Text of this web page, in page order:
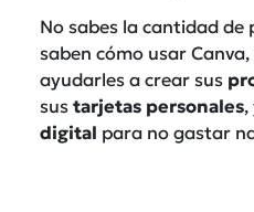
No sabes la cantidad de
saben cómo usar
ayudarles a crear sus
sus tarjetas personales,
digital para no gastar